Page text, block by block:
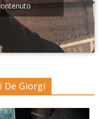
De Giorgi